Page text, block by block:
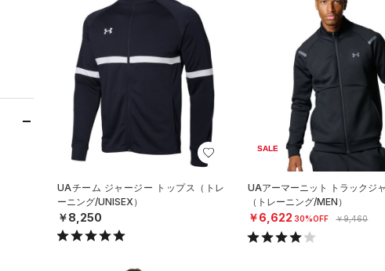
UAチーム ジャージー トップス（トレ
ーニング/UNISEX）
￥8,250
SALE
UAアーマーニット トラックジ
（トレーニング/MEN）
￥6,622 30%OFF ￥9,460